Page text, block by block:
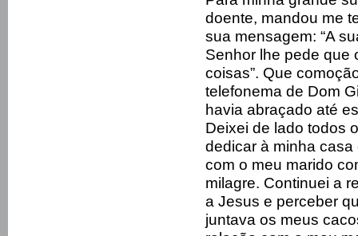
doente, mandou me
sua mensagem: “A
Senhor lhe pede que
coisas”. Que
telefonema de Dom
havia abraçado até
Deixei de lado todos
dedicar à minha
com o meu marido
milagre. Continuei a
a Jesus e perceber
juntava os meus